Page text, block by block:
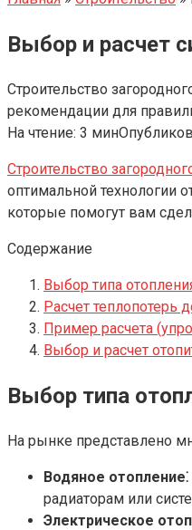
Выбор и расчет
Строительство
рекомендации для
На чтение: 3 мин
Строительство
оптимальной технологии
которые помогут вам
Содержание
Выбор типа
Расчет теплопотерь
Пример расчета
Выбор и расчет
Выбор типа
На рынке представлено
Водяное отопление⁚
радиаторам или
Электрическое